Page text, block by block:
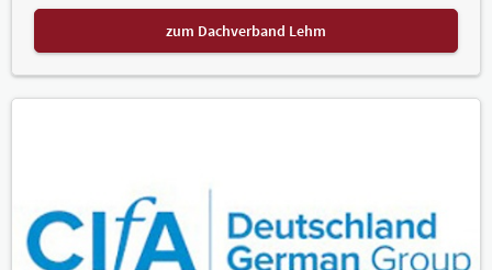
zum Dachverband Lehm